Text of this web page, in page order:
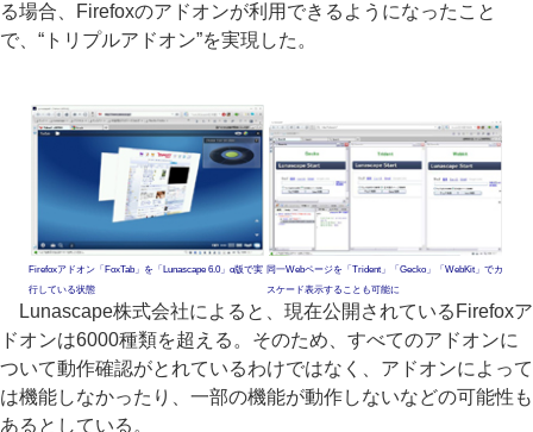
る場合、Firefoxのアドオンが利用できるようになったこと
で、“トリプルアドオン”を実現した。
Firefoxアドオン「FoxTab」を「Lunascape 6.0」α版で実
行している状態
同一Webページを「Trident」「Gecko」「WebKit」でカ
スケード表示することも可能に
Lunascape株式会社によると、現在公開されているFirefoxア
ドオンは6000種類を超える。そのため、すべてのアドオンに
ついて動作確認がとれているわけではなく、アドオンによって
は機能しなかったり、一部の機能が動作しないなどの可能性も
あるとしている。